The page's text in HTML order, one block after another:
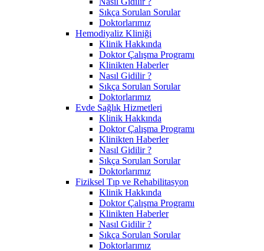
Sıkça Sorulan Sorular
Doktorlarımız
Hemodiyaliz Kliniği
Klinik Hakkında
Doktor Çalışma Programı
Klinikten Haberler
Nasıl Gidilir ?
Sıkça Sorulan Sorular
Doktorlarımız
Evde Sağlık Hizmetleri
Klinik Hakkında
Doktor Çalışma Programı
Klinikten Haberler
Nasıl Gidilir ?
Sıkça Sorulan Sorular
Doktorlarımız
Fiziksel Tıp ve Rehabilitasyon
Klinik Hakkında
Doktor Çalışma Programı
Klinikten Haberler
Nasıl Gidilir ?
Sıkça Sorulan Sorular
Doktorlarımız